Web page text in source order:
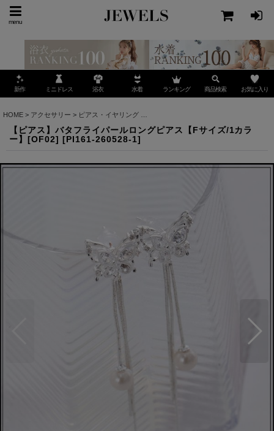
menu
新作 ミニドレス 浴衣 水着 ランキング 商品検索 お気に入り
HOME > アクセサリー > ピアス・イヤリング
【ピアス】バタフライパールロングピアス【Fサイズ/1カラ
ー】[OF02] [PI161-260528-1]